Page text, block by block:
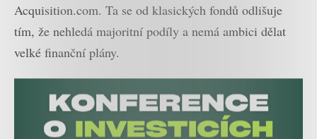
Acquisition.com. Ta se od klasických fondů odlišuje
tím, že nehledá majoritní podíly a nemá ambici dělat
velké finanční plány.